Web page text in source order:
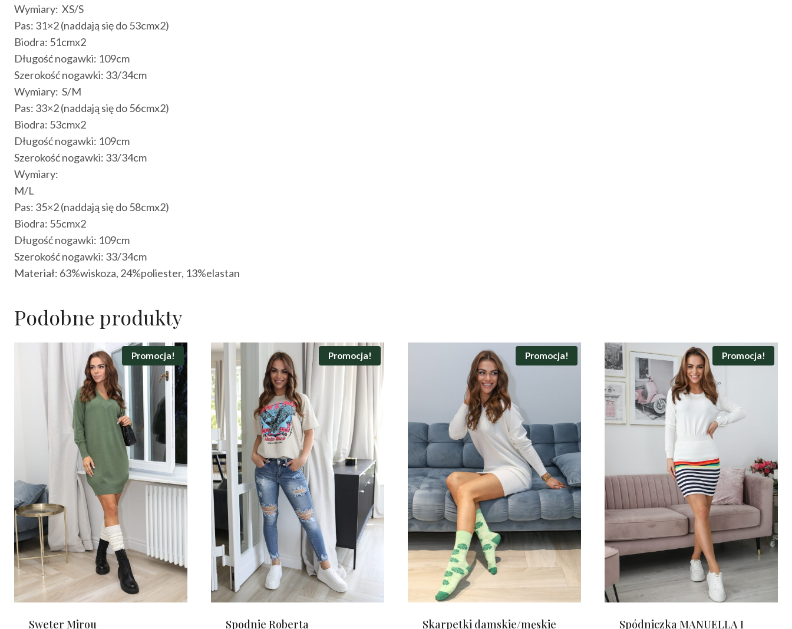
Wymiary: XS/S
Pas: 31×2 (naddają się do 53cmx2)
Biodra: 51cmx2
Długość nogawki: 109cm
Szerokość nogawki: 33/34cm
Wymiary: S/M
Pas: 33×2 (naddają się do 56cmx2)
Biodra: 53cmx2
Długość nogawki: 109cm
Szerokość nogawki: 33/34cm
Wymiary:
M/L
Pas: 35×2 (naddają się do 58cmx2)
Biodra: 55cmx2
Długość nogawki: 109cm
Szerokość nogawki: 33/34cm
Materiał: 63%wiskoza, 24%poliester, 13%elastan
Podobne produkty
Promocja!
Sweter Mirou
Promocja!
Spodnie Roberta
Promocja!
Skarpetki damskie/męskie
Promocja!
Spódniczka MANUELLA I